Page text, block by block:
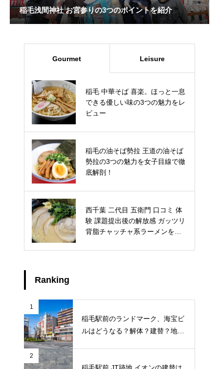
稲毛浅間神社 お宮参りの3つのポイントを紹介
Gourmet Leisure
稲毛 中華そば 喜楽。ほっと一息
できる優しい味の3つの魅力をレ
ビュー
稲毛の油そば勢拉 王道の油そば
勢拉の3つの魅力を女子目線で徹
底解剖！
西千葉 二代目 五衛門 口コミ 体
験 課題提出後の解放感 ガッツリ
背脂チャッチャ系ラーメンを堪
千葉市 オブラディストロベリー
ファーム の いちご狩り 口コミ
料金 予約方法 駐車場 品種 を徹
千葉神社の厄除け・八方除けが
人気を集める3つの理由と、スム
ーズな参拝のための情報
稲毛浅間神社 安産祈願 申込方法
人気の理由の3つのポイントを紹
介
Ranking
1
稲毛駅前のランドマーク、海宝ビ
ルはどうなる？解体？建替？地元
2
稲毛駅前 JT跡地 イオンの建替は